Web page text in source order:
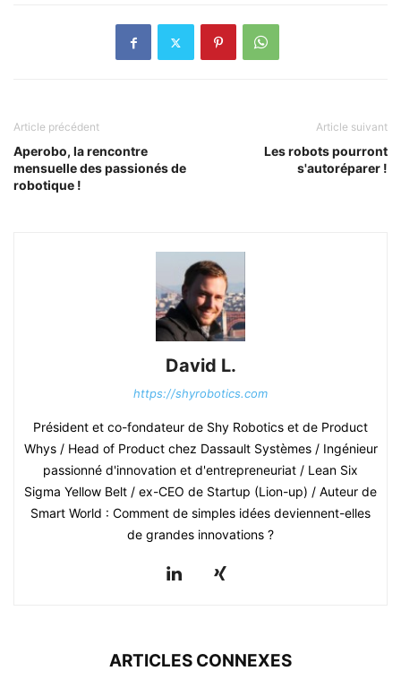
Article précédent
Aperobo, la rencontre
mensuelle des passionés de
robotique !
Article suivant
Les robots pourront
s'autoréparer !
David L.
https://shyrobotics.com
Président et co-fondateur de Shy Robotics et de Product
Whys / Head of Product chez Dassault Systèmes / Ingénieur
passionné d'innovation et d'entrepreneuriat / Lean Six
Sigma Yellow Belt / ex-CEO de Startup (Lion-up) / Auteur de
Smart World : Comment de simples idées deviennent-elles
de grandes innovations ?
ARTICLES CONNEXES